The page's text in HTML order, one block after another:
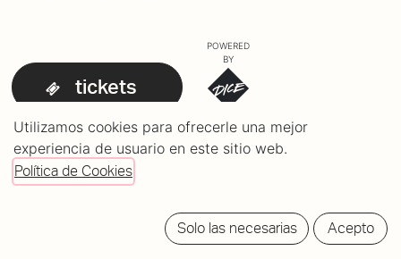
tickets
POWERED
BY
Utilizamos cookies para ofrecerle una mejor
experiencia de usuario en este sitio web.
Política de Cookies
Solo las necesarias Acepto